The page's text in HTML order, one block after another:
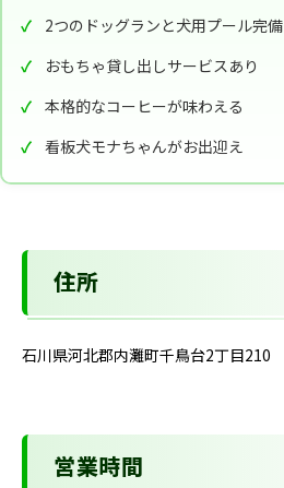
2つのドッグランと犬用プール完備
おもちゃ貸し出しサービスあり
本格的なコーヒーが味わえる
看板犬モナちゃんがお出迎え
住所
石川県河北郡内灘町千鳥台2丁目210
営業時間